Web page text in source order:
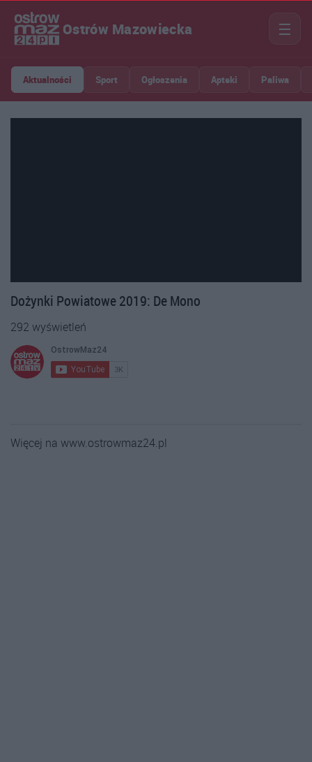
Ostrów Mazowiecka ☰
Aktualności Sport Ogłoszenia Apteki Paliwa
Dożynki Powiatowe 2019: De Mono
292 wyświetleń
Więcej na www.ostrowmaz24.pl